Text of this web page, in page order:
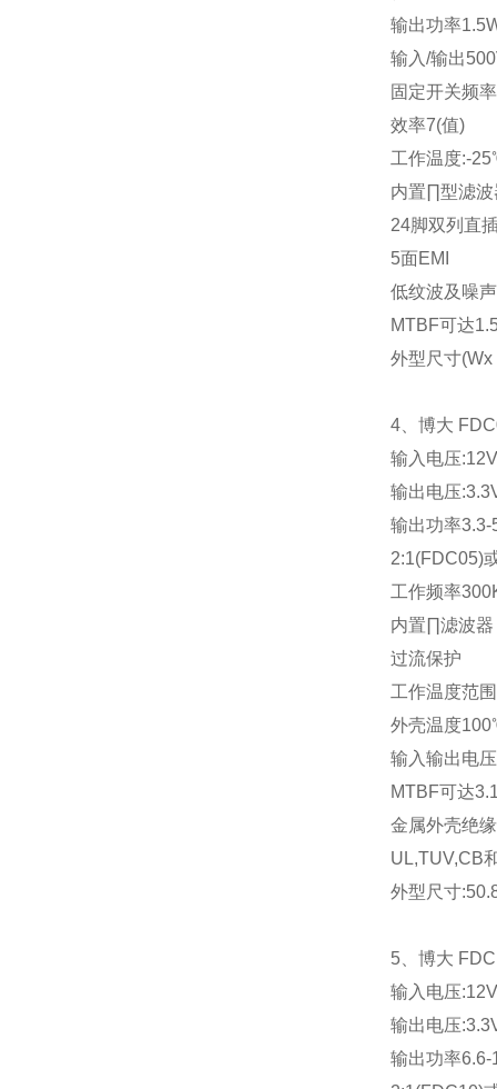
输出功率
输入/输出
固定开关频率
效率7(值)
工作温度:-25
内置∏型滤波
24脚双列直
5面EMI
低纹波及噪声
MTBF可达
外型尺寸(Wx
4、博大
输入电压
输出电压
输出功率3.3-
2:1(FDC05)
工作频率
内置∏滤波器
过流保护
工作温度范围
外壳温度100
输入输出电压
MTBF可达
金属外壳绝
UL,TUV,CB
外型尺寸
5、博大
输入电压
输出电压
输出功率6.6-